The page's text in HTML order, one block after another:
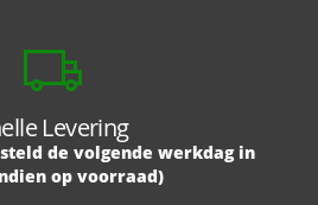
Levering
de volgende werkdag in
op voorraad)